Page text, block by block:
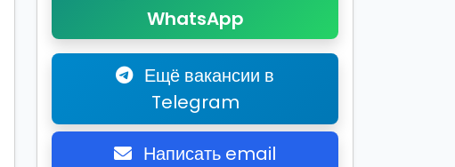
WhatsApp
Ещё вакансии в
Telegram
Написать email